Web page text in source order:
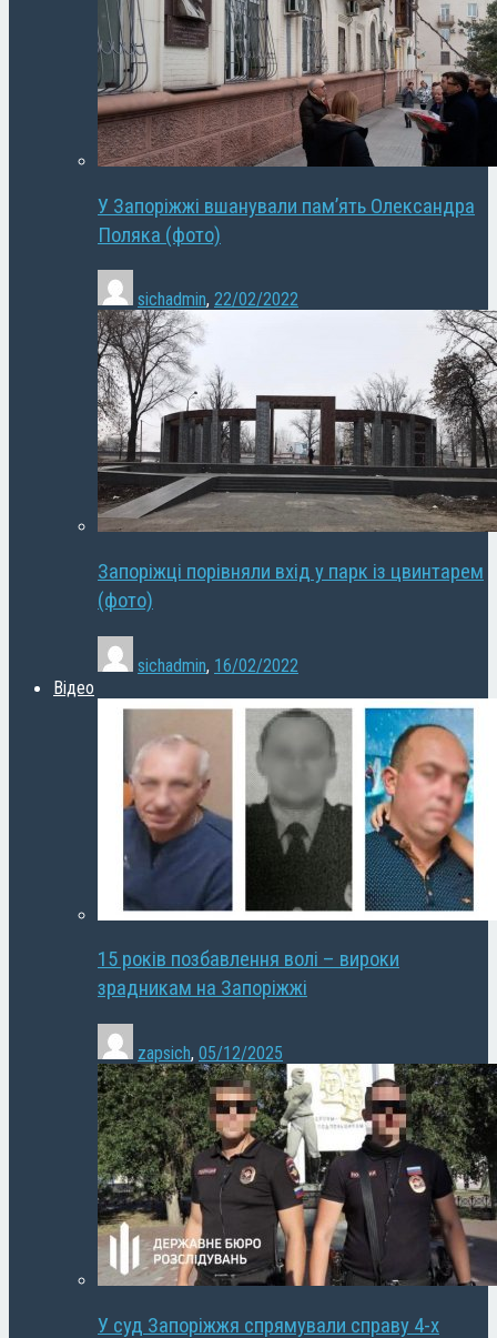
У Запоріжжі вшанували пам’ять Олександра
Поляка (фото)
sichadmin, 22/02/2022
Запоріжці порівняли вхід у парк із цвинтарем
(фото)
sichadmin, 16/02/2022
Відео
15 років позбавлення волі – вироки
зрадникам на Запоріжжі
zapsich, 05/12/2025
У суд Запоріжжя спрямували справу 4-х